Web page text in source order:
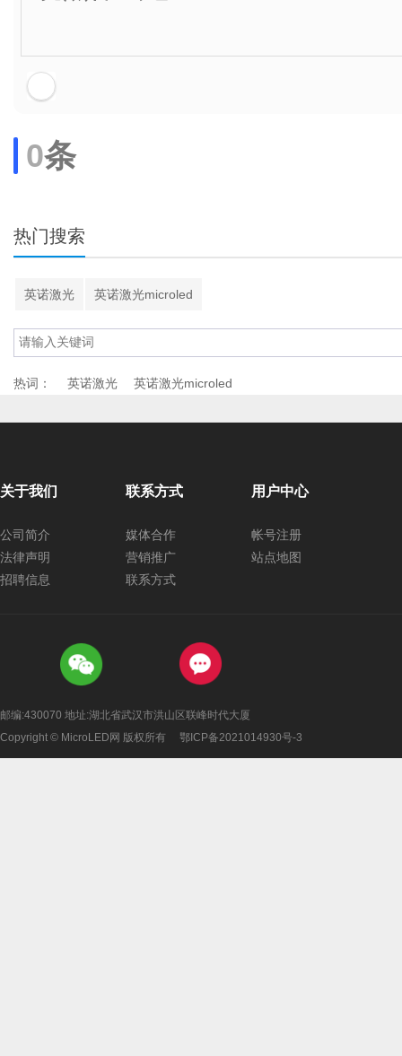
0条
热门搜索
英诺激光 英诺激光microled
热词： 英诺激光 英诺激光microled
关于我们
公司简介
法律声明
招聘信息
联系方式
媒体合作
营销推广
联系方式
用户中心
帐号注册
站点地图
邮编:430070 地址:湖北省武汉市洪山区联峰时代大厦
Copyright © MicroLED网 版权所有 鄂ICP备2021014930号-3